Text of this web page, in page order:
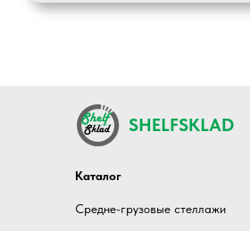
Средне-грузовые стеллажи
SHELFSKLAD
Каталог